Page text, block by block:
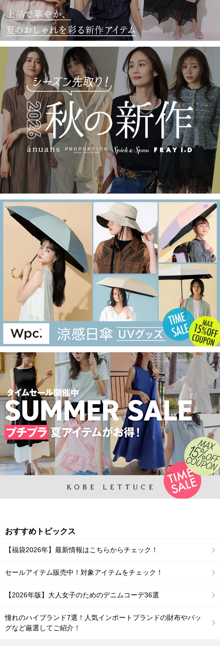
おすすめトピックス
【福袋2026年】最新情報はこちらからチェック！
セールアイテム販売中！対象アイテムをチェック！
【2026年版】大人女子のためのデニムコーデ36選
憧れのハイブランド7選！人気インポートブランドの財布やバッ
グなど厳選してご紹介！